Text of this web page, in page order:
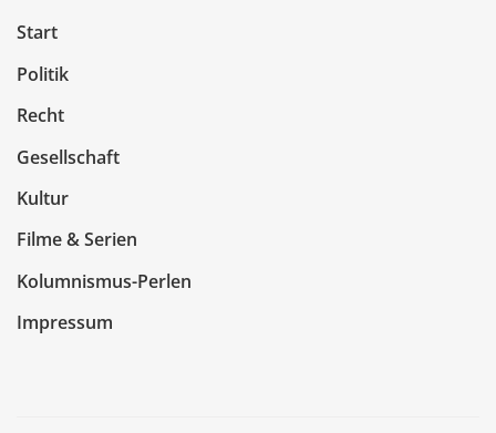
Start
Politik
Recht
Gesellschaft
Kultur
Filme & Serien
Kolumnismus-Perlen
Impressum